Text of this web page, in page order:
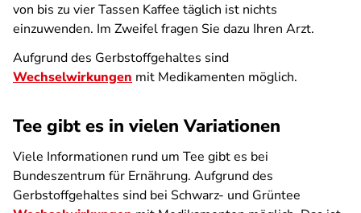
von bis zu vier Tassen Kaffee täglich ist nichts
einzuwenden. Im Zweifel fragen Sie dazu Ihren Arzt.
Aufgrund des Gerbstoffgehaltes sind
Wechselwirkungen mit Medikamenten möglich.
Tee gibt es in vielen Variationen
Viele Informationen rund um Tee gibt es bei
Bundeszentrum für Ernährung. Aufgrund des
Gerbstoffgehaltes sind bei Schwarz- und Grüntee